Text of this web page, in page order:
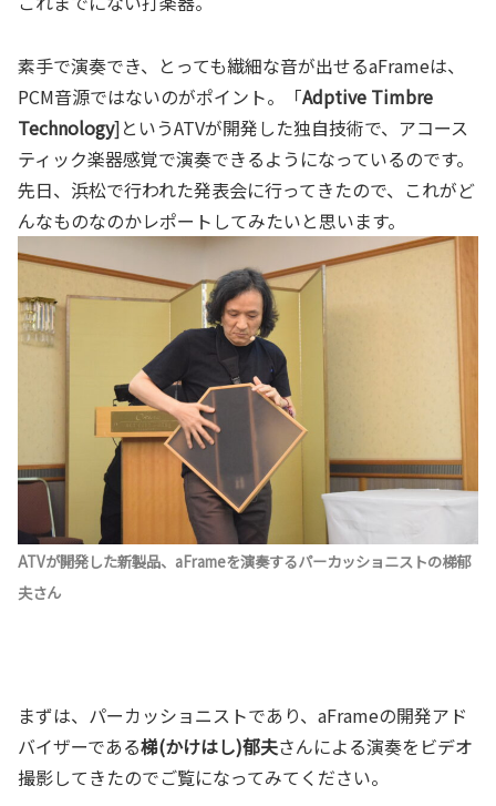
素手で演奏でき、とっても繊細な音が出せるaFrameは、
PCM音源ではないのがポイント。「Adptive Timbre
Technology]というATVが開発した独自技術で、アコース
ティック楽器感覚で演奏できるようになっているのです。
先日、浜松で行われた発表会に行ってきたので、これがど
んなものなのかレポートしてみたいと思います。
ATVが開発した新製品、aFrameを演奏するパーカッショニストの梯郁
夫さん
まずは、パーカッショニストであり、aFrameの開発アド
バイザーである梯(かけはし)郁夫さんによる演奏をビデオ
撮影してきたのでご覧になってみてください。